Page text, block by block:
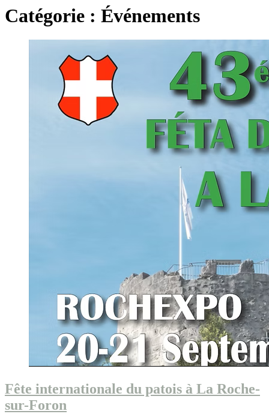
Catégorie : Événements
Fête internationale du patois à La Roche-
sur-Foron